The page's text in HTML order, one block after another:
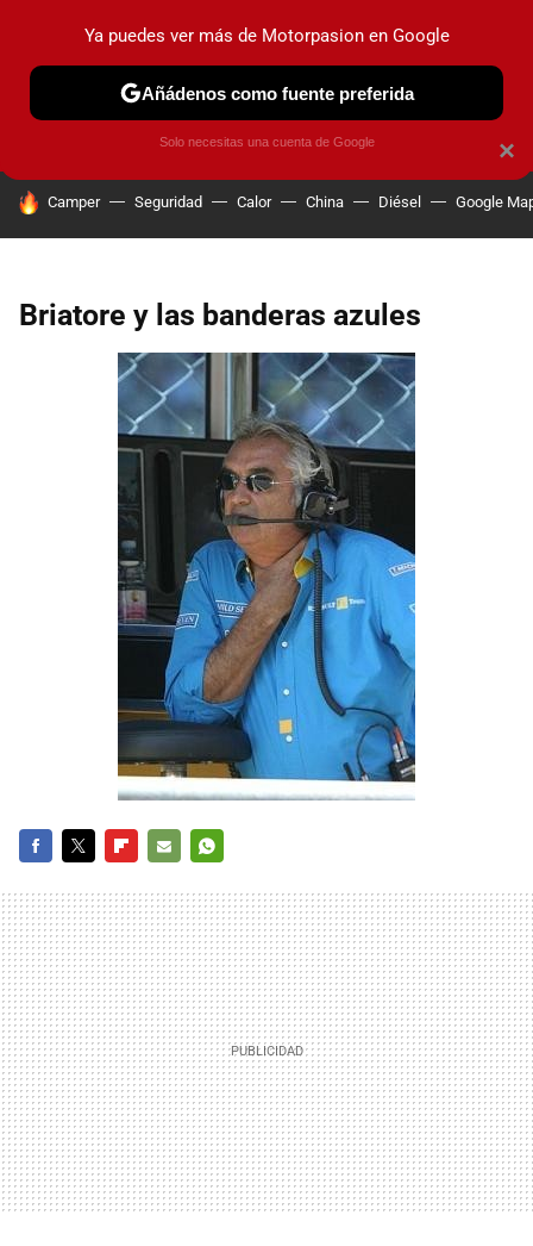
PRUEBAS COCHES ELÉCTRICOS OBSERVATORIO
HOY SE HABLA DE
Camper Seguridad Calor China Diésel Google
Briatore y las banderas azules
MAIL
×
Ya puedes ver más de Motorpasion en Google
Añádenos como fuente preferida
Solo necesitas una cuenta de Google